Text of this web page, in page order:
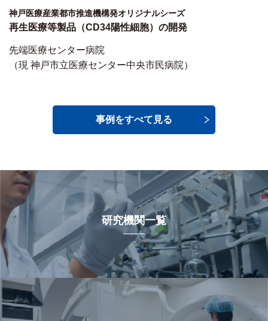
神戸医療産業都市推進機構発オリジナルシーズ
再生医療等製品（CD34陽性細胞）の開発
先端医療センター病院
（現 神戸市立医療センター中央市民病院）
事例をすべて見る
研究機関一覧